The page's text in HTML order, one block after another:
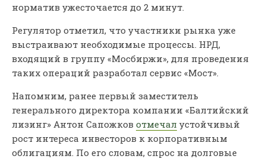
норматив ужесточается до 2 минут.
Регулятор отметил, что участники рынка уже
выстраивают необходимые процессы. НРД,
входящий в группу «Мосбиржи», для проведения
таких операций разработал сервис «Мост».
Напомним, ранее первый заместитель
генерального директора компании «Балтийский
лизинг» Антон Сапожков отмечал устойчивый
рост интереса инвесторов к корпоративным
облигациям. По его словам, спрос на долговые